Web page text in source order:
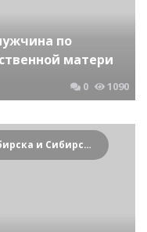
по
матери
0 1090
Криминальные новости Новосибирска и Сибирского региона